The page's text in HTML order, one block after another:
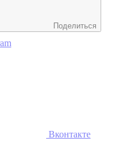
Поделиться
Вконтакте